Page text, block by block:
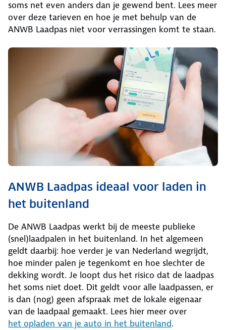
soms net even anders dan je gewend bent. Lees meer
over deze tarieven en hoe je met behulp van de
ANWB Laadpas niet voor verrassingen komt te staan.
ANWB Laadpas ideaal voor laden in
het buitenland
De ANWB Laadpas werkt bij de meeste publieke
(snel)laadpalen in het buitenland. In het algemeen
geldt daarbij: hoe verder je van Nederland wegrijdt,
hoe minder palen je tegenkomt en hoe slechter de
dekking wordt. Je loopt dus het risico dat de laadpas
het soms niet doet. Dit geldt voor alle laadpassen, er
is dan (nog) geen afspraak met de lokale eigenaar
van de laadpaal gemaakt. Lees hier meer over
het opladen van je auto in het buitenland.